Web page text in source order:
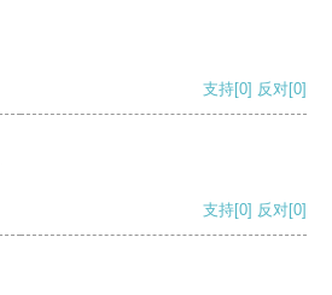
支持[0] 反对[0]
支持[0] 反对[0]